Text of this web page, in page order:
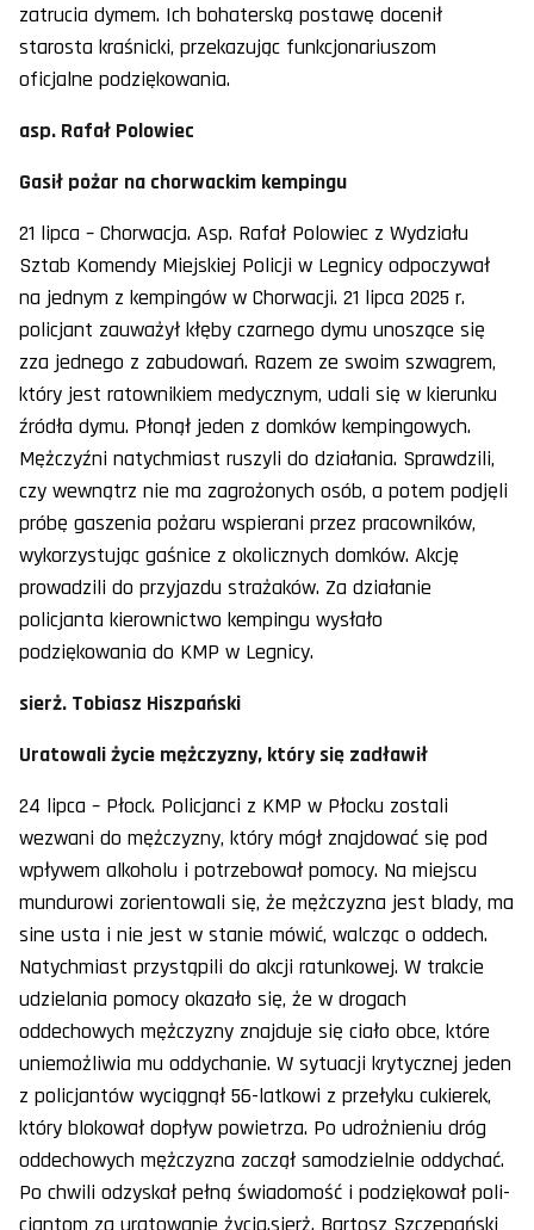
zatrucia dymem. Ich bohaterską postawę docenił
starosta kraśnicki, przekazując funkcjonariuszom
oficjalne podziękowania.
asp. Rafał Polowiec
Gasił pożar na chorwackim kempingu
21 lipca – Chorwacja. Asp. Rafał Polowiec z Wydziału
Sztab Komendy Miejskiej Policji w Legnicy odpoczywał
na jednym z kempingów w Chorwacji. 21 lipca 2025 r.
policjant zauważył kłęby czarnego dymu unoszące się
zza jednego z zabudowań. Razem ze swoim szwagrem,
który jest ratownikiem medycznym, udali się w kierunku
źródła dymu. Płonął jeden z domków kempingowych.
Mężczyźni natychmiast ruszyli do działania. Sprawdzili,
czy wewnątrz nie ma zagrożonych osób, a potem podjęli
próbę gaszenia pożaru wspierani przez pracowników,
wykorzystując gaśnice z okolicznych domków. Akcję
prowadzili do przyjazdu strażaków. Za działanie
policjanta kierownictwo kempingu wysłało
podziękowania do KMP w Legnicy.
sierż. Tobiasz Hiszpański
Uratowali życie mężczyzny, który się zadławił
24 lipca – Płock. Policjanci z KMP w Płocku zostali
wezwani do mężczyzny, który mógł znajdować się pod
wpływem alkoholu i potrzebował pomocy. Na miejscu
mundurowi zorientowali się, że mężczyzna jest blady, ma
sine usta i nie jest w stanie mówić, walcząc o oddech.
Natychmiast przystąpili do akcji ratunkowej. W trakcie
udzielania pomocy okazało się, że w drogach
oddechowych mężczyzny znajduje się ciało obce, które
uniemożliwia mu oddychanie. W sytuacji krytycznej jeden
z policjantów wyciągnął 56-latkowi z przełyku cukierek,
który blokował dopływ powietrza. Po udrożnieniu dróg
oddechowych mężczyzna zaczął samodzielnie oddychać.
Po chwili odzyskał pełną świadomość i podziękował poli-